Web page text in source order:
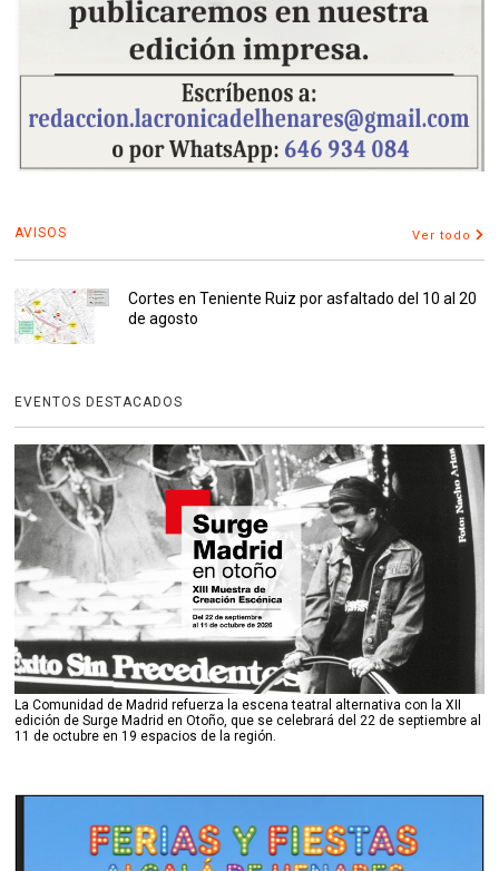
AVISOS Ver todo
Cortes en Teniente Ruiz por asfaltado del 10 al 20
de agosto
EVENTOS DESTACADOS
La Comunidad de Madrid refuerza la escena teatral alternativa con la XII
edición de Surge Madrid en Otoño, que se celebrará del 22 de septiembre al
11 de octubre en 19 espacios de la región.